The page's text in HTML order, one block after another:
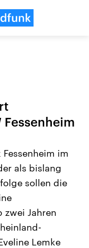
Nahostkonflikt
Lage und
Überfall der
Hamas
2023 auf Israel
wieder die Gewalt
möchte die Hamas
Libanon vom Iran
im
als bislang
sollen die
zwei Jahren
Lemke